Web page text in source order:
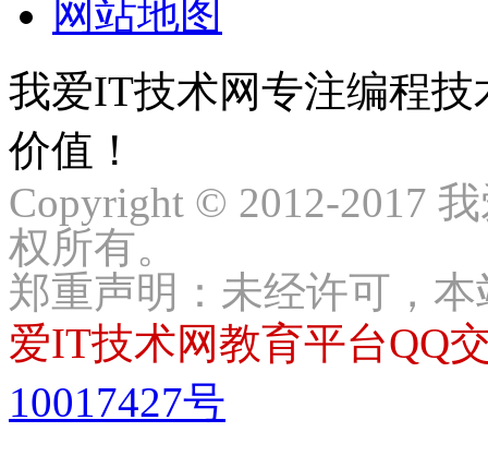
网站地图
我爱IT技术网专注编程
价值！
Copyright © 2012-2017
权所有。
郑重声明：未经许可，
爱IT技术网教育平台QQ
10017427号